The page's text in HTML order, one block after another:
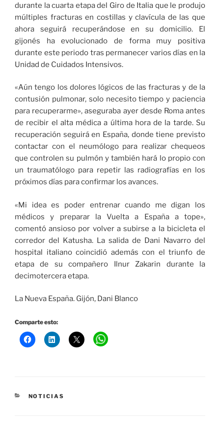
durante la cuarta etapa del Giro de Italia que le produjo
múltiples fracturas en costillas y clavícula de las que
ahora seguirá recuperándose en su domicilio. El
gijonés ha evolucionado de forma muy positiva
durante este periodo tras permanecer varios días en la
Unidad de Cuidados Intensivos.
«Aún tengo los dolores lógicos de las fracturas y de la
contusión pulmonar, solo necesito tiempo y paciencia
para recuperarme», aseguraba ayer desde Roma antes
de recibir el alta médica a última hora de la tarde. Su
recuperación seguirá en España, donde tiene previsto
contactar con el neumólogo para realizar chequeos
que controlen su pulmón y también hará lo propio con
un traumatólogo para repetir las radiografías en los
próximos días para confirmar los avances.
«Mi idea es poder entrenar cuando me digan los
médicos y preparar la Vuelta a España a tope»,
comentó ansioso por volver a subirse a la bicicleta el
corredor del Katusha. La salida de Dani Navarro del
hospital italiano coincidió además con el triunfo de
etapa de su compañero Ilnur Zakarin durante la
decimotercera etapa.
La Nueva España. Gijón, Dani Blanco
Comparte esto:
CATEGORÍAS
NOTICIAS